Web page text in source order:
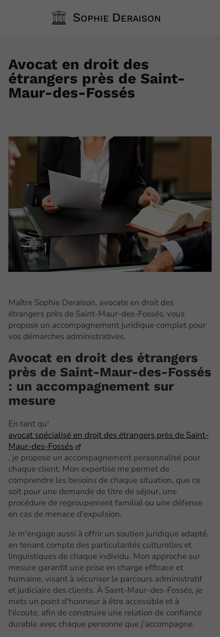
SOPHIE DERAISON
Avocat en droit des
étrangers près de Saint-
Maur-des-Fossés
Maître Sophie Deraison, avocate en droit des
étrangers près de Saint-Maur-des-Fossés, vous
propose un accompagnement juridique complet pour
vos démarches administratives.
Avocat en droit des étrangers
près de Saint-Maur-des-Fossés
: un accompagnement sur
mesure
En tant qu'
avocat spécialisé en droit des étrangers près de Saint-
Maur-des-Fossés
, je propose un accompagnement personnalisé pour
chaque client. Mon expertise me permet de
comprendre les besoins de chaque situation, que ce
soit pour une demande de titre de séjour, une
procédure de regroupement familial ou une défense
en cas de menace d'expulsion.
Je m'engage aussi à offrir un soutien juridique adapté,
en tenant compte des particularités culturelles et
linguistiques de chaque individu. Mon approche sur
mesure garantit une prise en charge efficace et
humaine, visant à sécuriser le parcours administratif
et judiciaire des clients. À Saint-Maur-des-Fossés, je
mets un point d'honneur à être accessible et à
l'écoute, afin de construire une relation de confiance
durable avec chaque personne que j'accompagne.